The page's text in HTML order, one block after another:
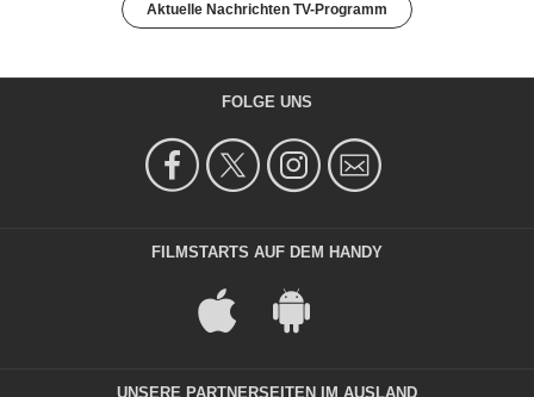
Aktuelle Nachrichten TV-Programm
FOLGE UNS
FILMSTARTS AUF DEM HANDY
UNSERE PARTNERSEITEN IM AUSLAND